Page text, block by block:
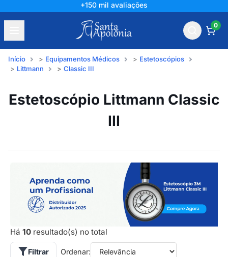
+150 mil avaliações
0
Início Equipamentos Médicos
Estetoscópios
Littmann
Classic III
Estetoscópio Littmann Classic
III
Há 10 resultado(s) no total
Filtrar Ordenar: